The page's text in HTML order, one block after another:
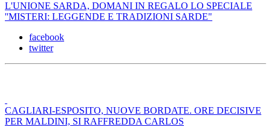
L'UNIONE SARDA, DOMANI IN REGALO LO SPECIALE
''MISTERI: LEGGENDE E TRADIZIONI SARDE"
facebook
twitter
CAGLIARI-ESPOSITO, NUOVE BORDATE. ORE DECISIVE
PER MALDINI, SI RAFFREDDA CARLOS